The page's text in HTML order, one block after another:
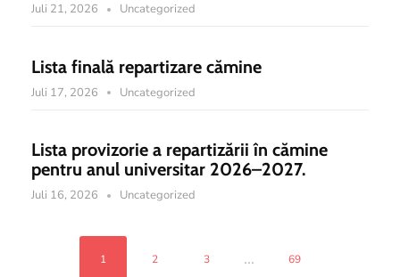
Juli 21, 2026 Uncategorized
Lista finală repartizare cămine
Juli 17, 2026 Uncategorized
Lista provizorie a repartizării în cămine
pentru anul universitar 2026–2027.
Juli 16, 2026 Uncategorized
1 2 3 ... 69